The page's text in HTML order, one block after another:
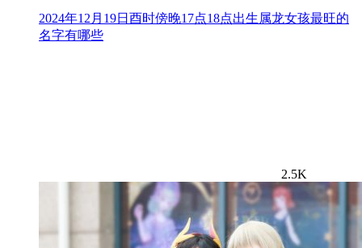
2024年12月19日酉时傍晚17点18点出生属龙女孩最旺的
名字有哪些
2.5K